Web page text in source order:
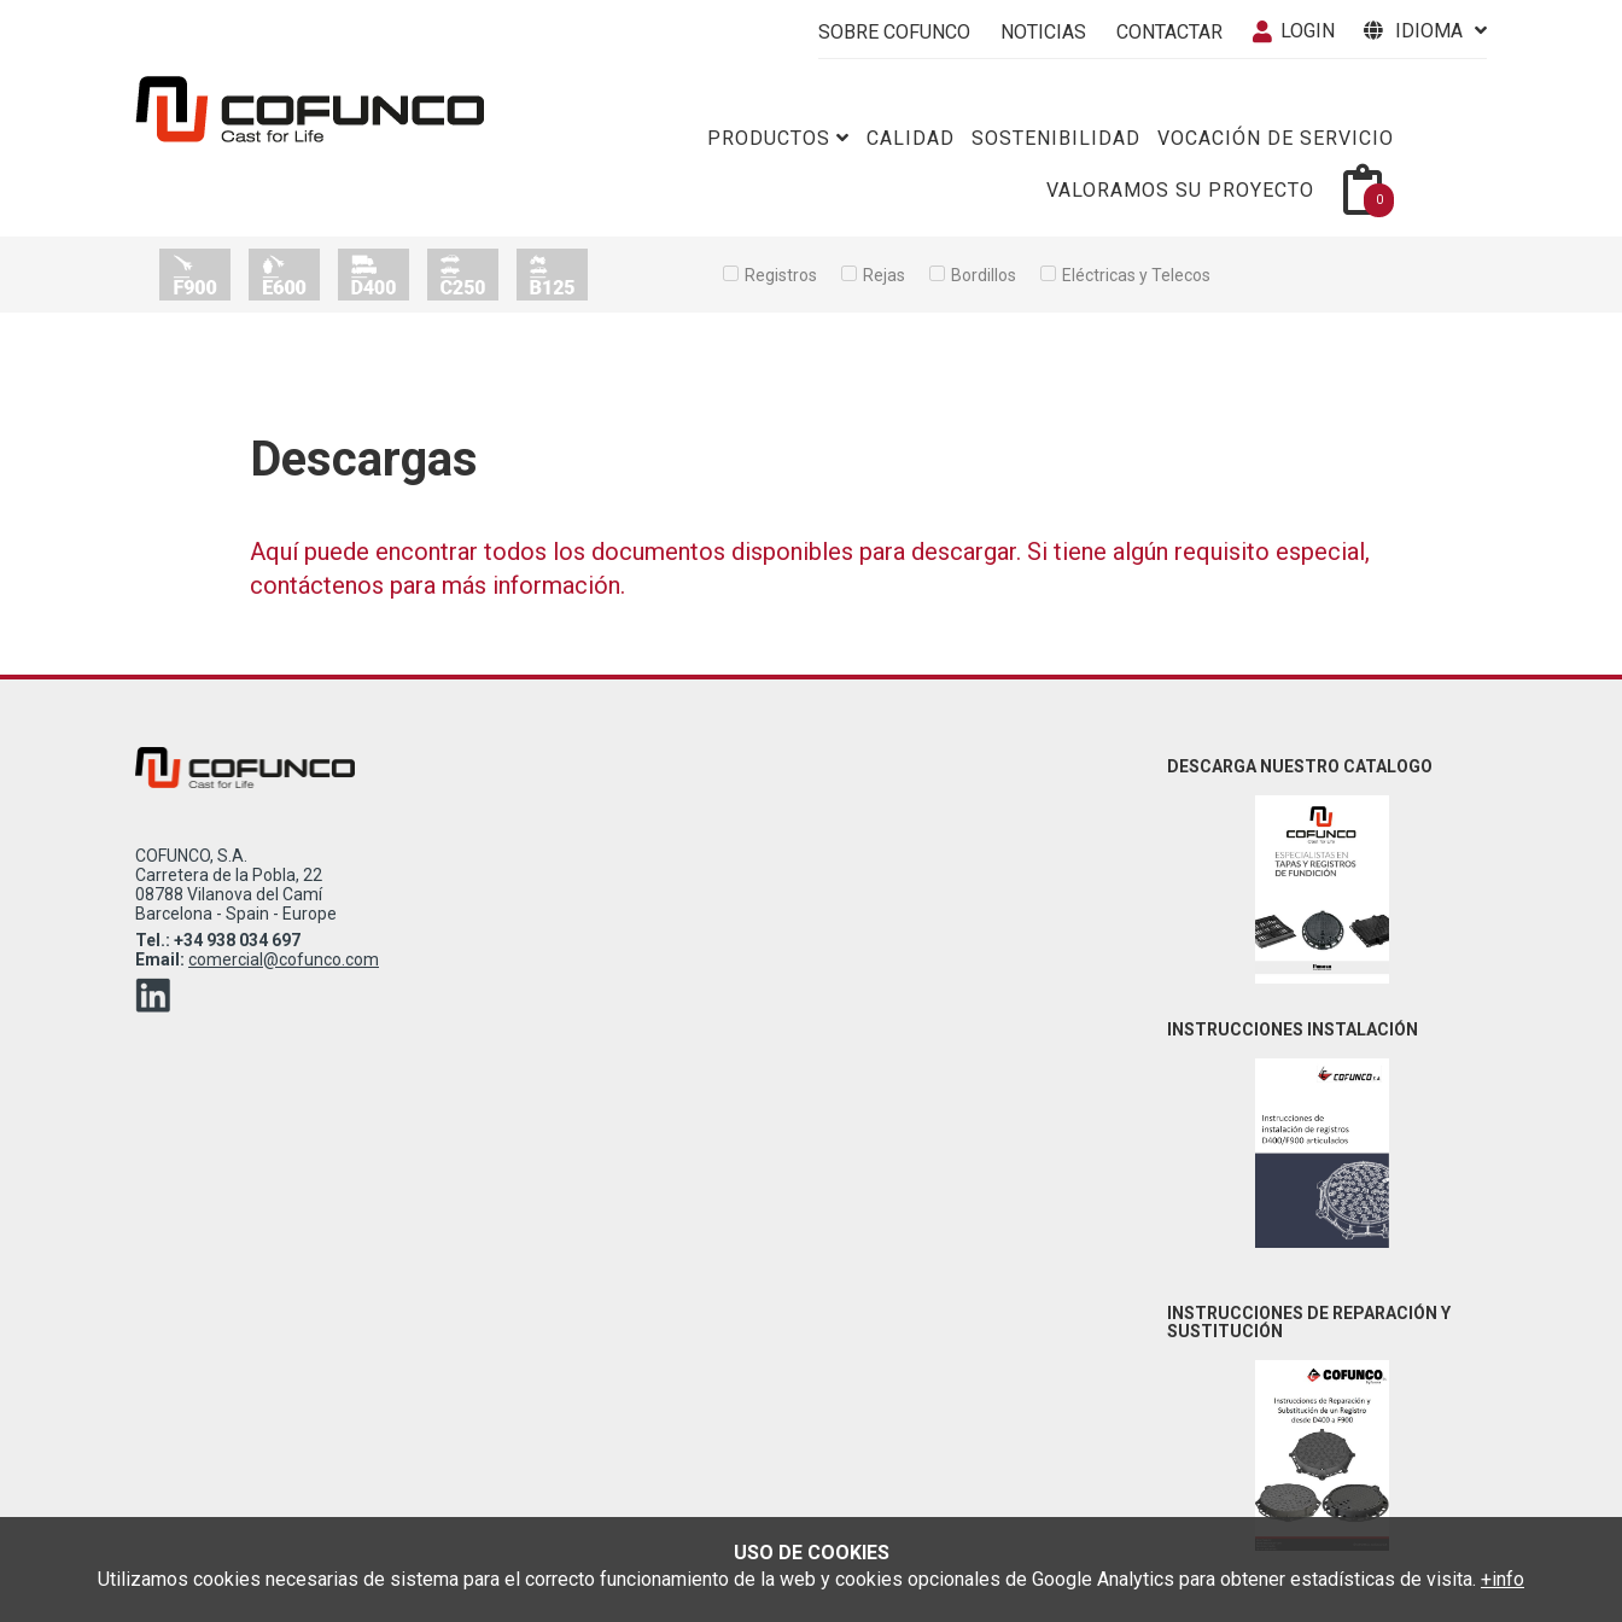
USO DE COOKIES
Utilizamos cookies necesarias de sistema para el correcto funcionamiento de la web y cookies opcionales de Google Analytics para obtener estadísticas de visita. +info
SOBRE COFUNCO NOTICIAS CONTACTAR LOGIN IDIOMA
PRODUCTOS CALIDAD SOSTENIBILIDAD VOCACIÓN DE SERVICIO
VALORAMOS SU PROYECTO 0
Registros Rejas Bordillos Eléctricas y Telecos
Descargas
Aquí puede encontrar todos los documentos disponibles para descargar. Si tiene algún requisito especial,
contáctenos para más información.
COFUNCO, S.A.
Carretera de la Pobla, 22
08788 Vilanova del Camí
Barcelona - Spain - Europe
Tel.: +34 938 034 697
Email: comercial@cofunco.com
DESCARGA NUESTRO CATALOGO
INSTRUCCIONES INSTALACIÓN
INSTRUCCIONES DE REPARACIÓN Y
SUSTITUCIÓN